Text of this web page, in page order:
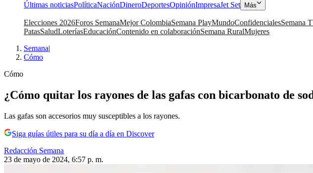
Últimas noticiasPolíticaNaciónDineroDeportesOpiniónImpresaJet Set Más
Elecciones 2026Foros SemanaMejor ColombiaSemana PlayMundoConfidencialesSemana
PatasSaludLoteríasEducaciónContenido en colaboraciónSemana RuralMujeres
Semana|
Cómo
Cómo
¿Cómo quitar los rayones de las gafas con bicarbonato de
Las gafas son accesorios muy susceptibles a los rayones.
Siga guías útiles para su día a día en Discover
Redacción Semana
23 de mayo de 2024, 6:57 p. m.